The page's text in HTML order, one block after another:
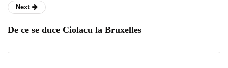
Next
De ce se duce Ciolacu la Bruxelles